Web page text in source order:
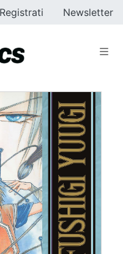
Registrati Newsletter